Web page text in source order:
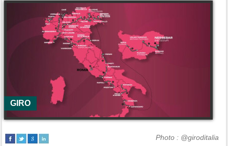
GIRO
Photo : @giroditalia